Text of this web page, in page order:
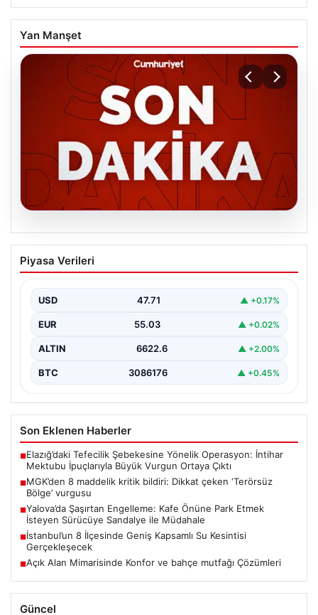
Yan Manşet
06.08.2026
MGK’den 8 maddelik kritik bildiri: Dikkat
çeken ‘Terörsüz Bölge’ vurgusu
Piyasa Verileri
USD 47.71 ▲ +0.17%
EUR 55.03 ▲ +0.02%
ALTIN 6622.6 ▲ +2.00%
BTC 3086176 ▲ +0.45%
Son Eklenen Haberler
■Elazığ’daki Tefecilik Şebekesine Yönelik Operasyon: İntihar
Mektubu İpuçlarıyla Büyük Vurgun Ortaya Çıktı
■MGK’den 8 maddelik kritik bildiri: Dikkat çeken ‘Terörsüz
Bölge’ vurgusu
■Yalova’da Şaşırtan Engelleme: Kafe Önüne Park Etmek
İsteyen Sürücüye Sandalye ile Müdahale
■İstanbul’un 8 İlçesinde Geniş Kapsamlı Su Kesintisi
Gerçekleşecek
■Açık Alan Mimarisinde Konfor ve bahçe mutfağı Çözümleri
Güncel